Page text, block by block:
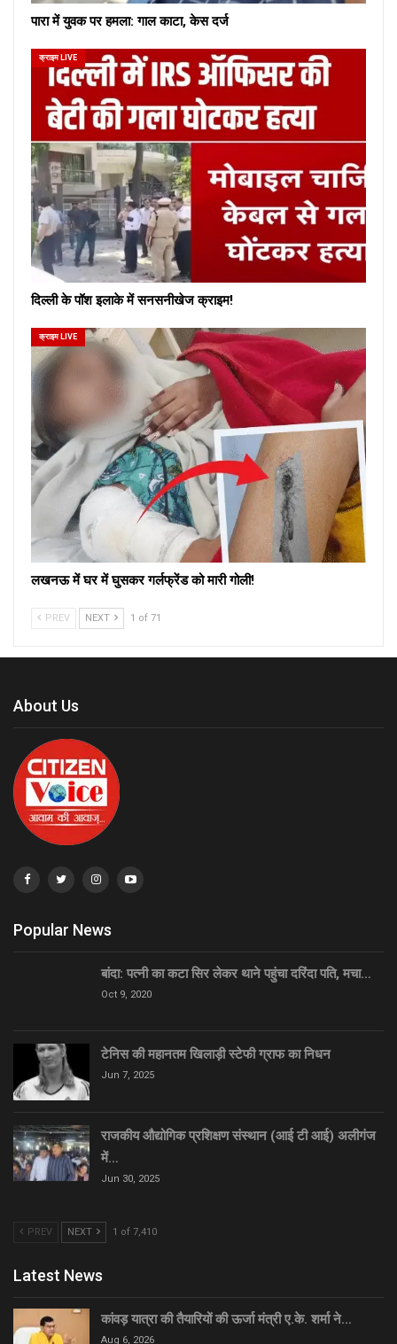
पारा में युवक पर हमला: गाल काटा, केस दर्ज
क्राइम LIVE
दिल्ली के पॉश इलाके में सनसनीखेज क्राइम!
क्राइम LIVE
लखनऊ में घर में घुसकर गर्लफ्रेंड को मारी गोली!
PREV NEXT 1 of 71
About Us
Popular News
बांदा: पत्नी का कटा सिर लेकर थाने पहुंचा दरिंदा पति, मचा…
Oct 9, 2020
टेनिस की महानतम खिलाड़ी स्टेफी ग्राफ का निधन
Jun 7, 2025
राजकीय औद्योगिक प्रशिक्षण संस्थान (आई टी आई) अलीगंज
में…
Jun 30, 2025
PREV NEXT 1 of 7,410
Latest News
कांवड़ यात्रा की तैयारियों की ऊर्जा मंत्री ए.के. शर्मा ने…
Aug 6, 2026